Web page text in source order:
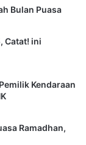
Bulan Puasa
Catat! ini
Kendaraan
Ramadhan,